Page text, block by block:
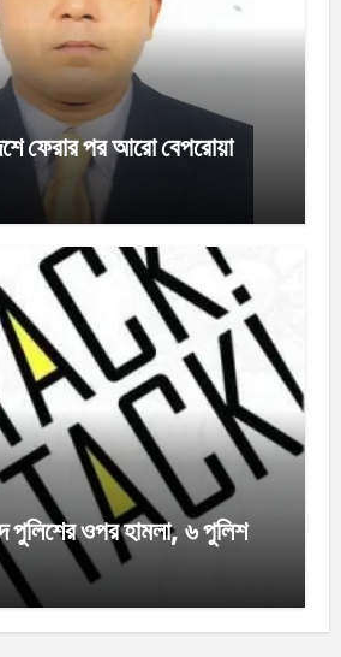
ফেরার পর আরো বেপরোয়া
পুলিশের ওপর হামলা, ৬ পুলিশ